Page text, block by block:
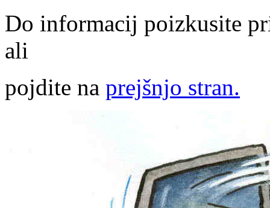
Do informacij poizkusite
ali
pojdite na prejšnjo stran.